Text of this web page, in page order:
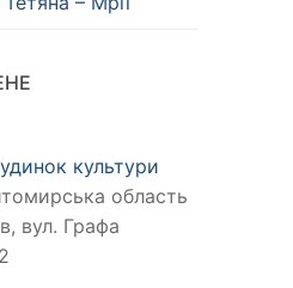
культури
область
вул. Графа